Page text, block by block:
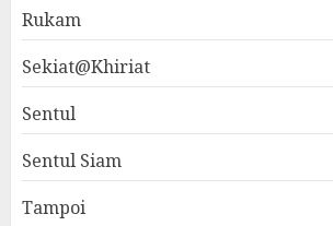
Rukam
Sekiat@Khiriat
Sentul
Sentul Siam
Tampoi